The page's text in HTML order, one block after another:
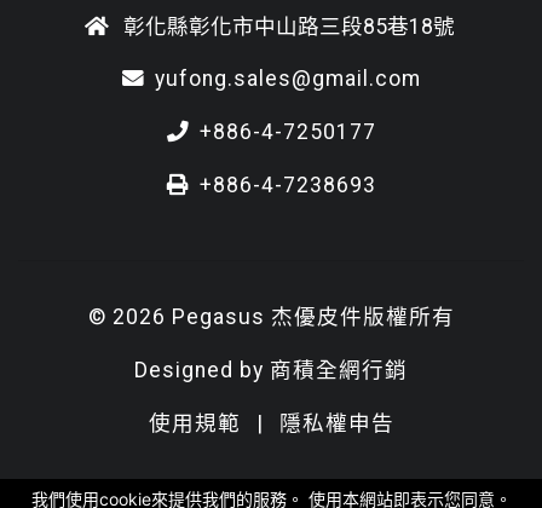
彰化縣彰化市中山路三段85巷18號
yufong.sales@gmail.com
+886-4-7250177
+886-4-7238693
© 2026 Pegasus 杰優皮件版權所有
Designed by 商積全網行銷
使用規範 | 隱私權申告
我們使用cookie來提供我們的服務。 使用本網站即表示您同意。